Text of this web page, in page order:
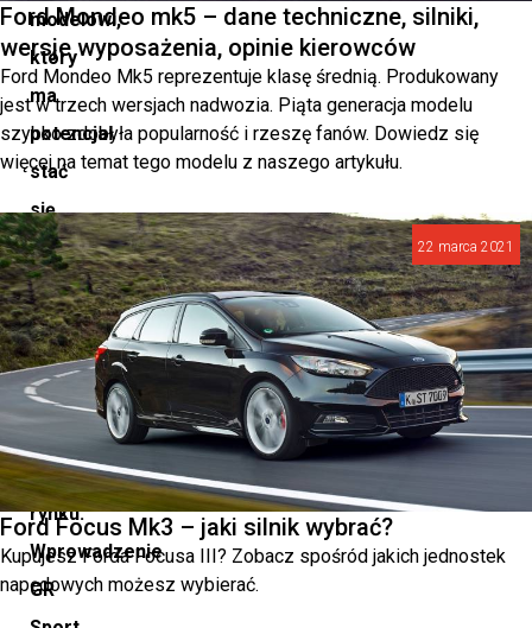
modelowi,
który
ma
potencjał
stać
się
jednym
z
najbardziej
pożądanych
pick-
na
rynku.
Wprowadzenie
GR
Ford Mondeo mk5 – dane techniczne, silniki,
wersje wyposażenia, opinie kierowców
Ford Mondeo Mk5 reprezentuje klasę średnią. Produkowany
jest w trzech wersjach nadwozia. Piąta generacja modelu
szybko zdobyła popularność i rzeszę fanów. Dowiedz się
więcej na temat tego modelu z naszego artykułu.
22 marca 2021
Ford Focus Mk3 – jaki silnik wybrać?
Kupujesz Forda Focusa III? Zobacz spośród jakich jednostek
napędowych możesz wybierać.